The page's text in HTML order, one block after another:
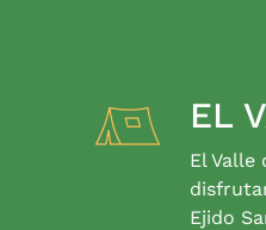
EL
El Valle
Ejido